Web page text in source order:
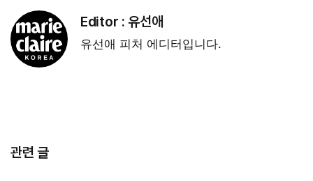
Editor :유선애
유선애 피처 에디터입니다.
관련 글